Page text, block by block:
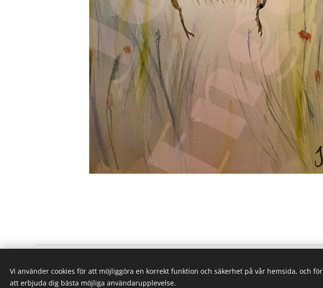
Villkor och föreskrifter |Integritetspolicy
Vi använder cookies för att möjliggöra en korrekt funktion och säkerhet på vår hemsida, och för
att erbjuda dig bästa möjliga användarupplevelse.